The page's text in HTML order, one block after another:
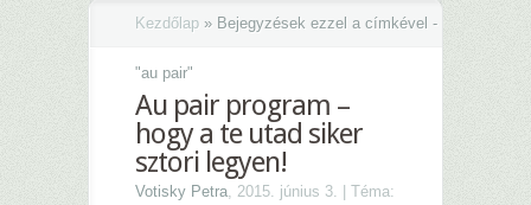
Kezdőlap » Bejegyzések ezzel a címkével -
"au pair"
Au pair program –
hogy a te utad siker
sztori legyen!
Votisky Petra, 2015. június 3. | Téma: